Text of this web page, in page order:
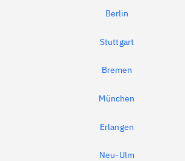
Berlin
Stuttgart
Bremen
München
Erlangen
Neu-Ulm